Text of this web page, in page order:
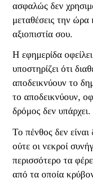
ασφαλώς δεν
μεταθέσεις την ώρα
αξιοπιστία σου.
Η εφημερίδα
υποστηρίζει ότι
αποδεικνύουν το
το αποδεικνύουν,
δρόμος δεν υπάρχει.
Το πένθος δεν
ούτε οι νεκροί
περισσότερο τα
από τα οποία